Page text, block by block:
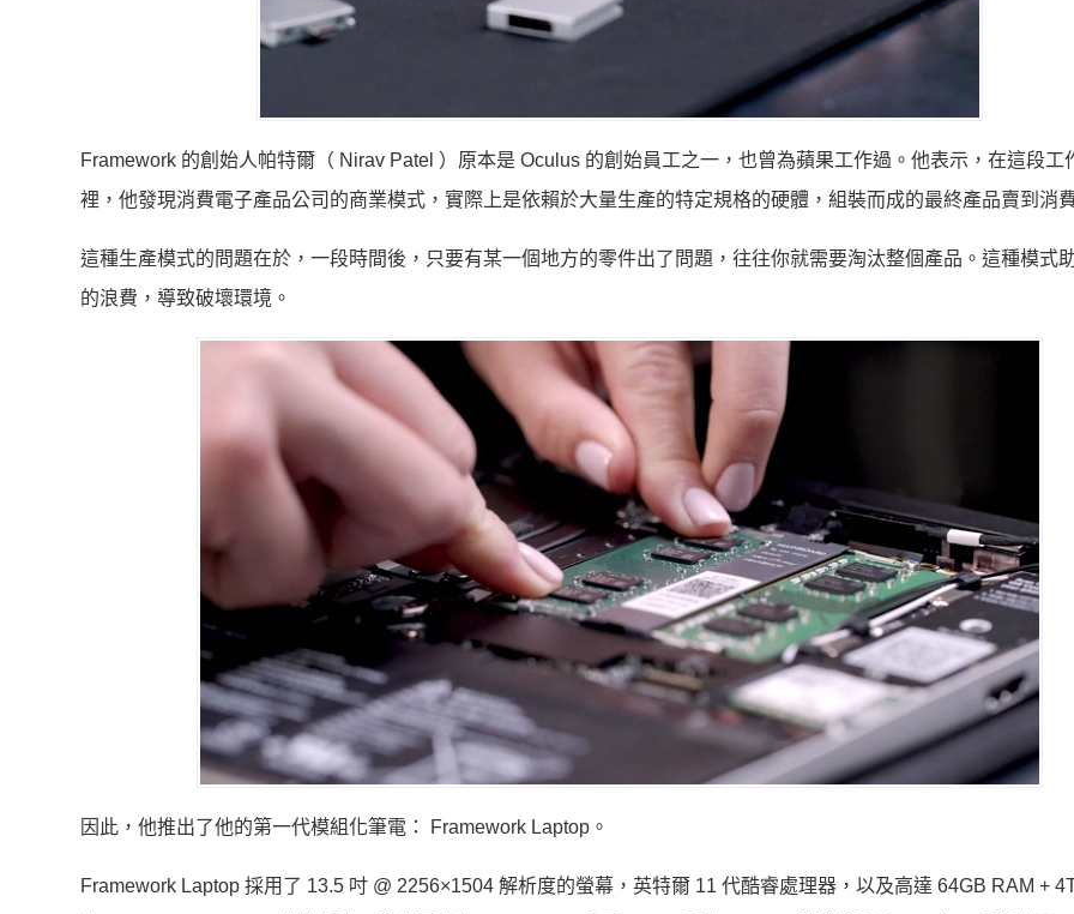
Framework 的創始人帕特爾（ Nirav Patel ）原本是 Oculus 的創始員工之一，也曾為蘋果工作過。他表示，在這段工
裡，他發現消費電子產品公司的商業模式，實際上是依賴於大量生產的特定規格的硬體，組裝而成的最終產品賣到消
這種生產模式的問題在於，一段時間後，只要有某一個地方的零件出了問題，往往你就需要淘汰整個產品。這種模式
的浪費，導致破壞環境。
因此，他推出了他的第一代模組化筆電： Framework Laptop。
Framework Laptop 採用了 13.5 吋 @ 2256×1504 解析度的螢幕，英特爾 11 代酷睿處理器，以及高達 64GB RAM +